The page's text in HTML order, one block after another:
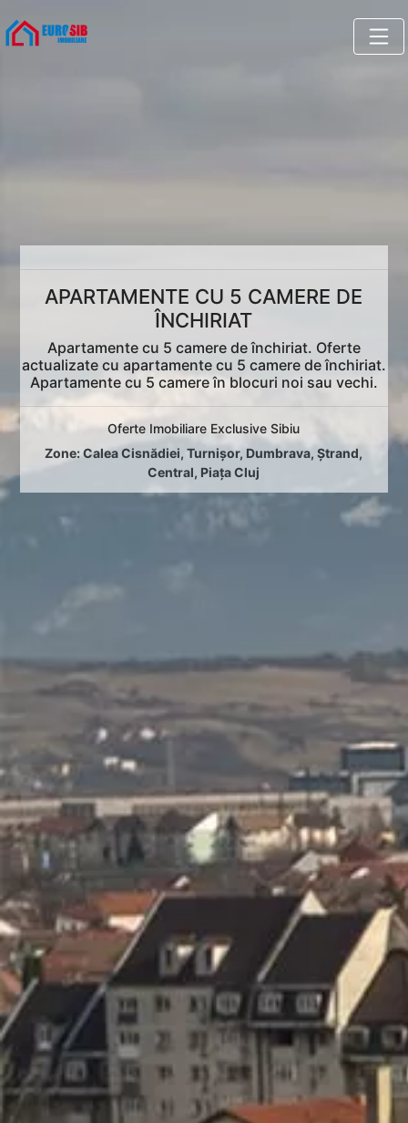
APARTAMENTE CU 5 CAMERE DE
ÎNCHIRIAT
Apartamente cu 5 camere de închiriat. Oferte
actualizate cu apartamente cu 5 camere de închiriat.
Apartamente cu 5 camere în blocuri noi sau vechi.
Oferte Imobiliare Exclusive Sibiu
Zone:Calea Cisnădiei,Turnișor,Dumbrava,Ștrand,
Central, Piața Cluj